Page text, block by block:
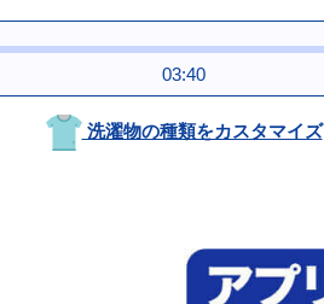
03:40
洗濯物の種類をカスタマイズ